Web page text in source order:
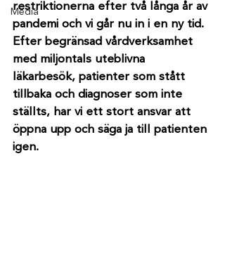
Media
restriktionerna efter två långa år av
pandemi och vi går nu in i en ny tid.
Efter begränsad vårdverksamhet
med miljontals uteblivna
läkarbesök, patienter som stått
tillbaka och diagnoser som inte
ställts, har vi ett stort ansvar att
öppna upp och säga ja till patienten
igen.